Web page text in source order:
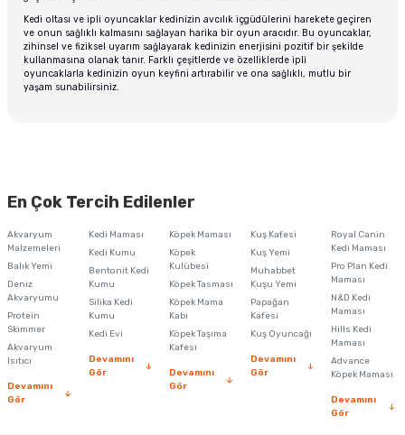
Kedi oltası ve ipli oyuncaklar kedinizin avcılık içgüdülerini harekete geçiren
ve onun sağlıklı kalmasını sağlayan harika bir oyun aracıdır. Bu oyuncaklar,
zihinsel ve fiziksel uyarım sağlayarak kedinizin enerjisini pozitif bir şekilde
kullanmasına olanak tanır. Farklı çeşitlerde ve özelliklerde ipli
oyuncaklarla kedinizin oyun keyfini artırabilir ve ona sağlıklı, mutlu bir
yaşam sunabilirsiniz.
En Çok Tercih Edilenler
Akvaryum
Malzemeleri
Balık Yemi
Deniz
Akvaryumu
Protein
Skimmer
Akvaryum
Isıtıcı
Devamını
Gör
Kedi Maması
Kedi Kumu
Bentonit Kedi
Kumu
Silika Kedi
Kumu
Kedi Evi
Devamını
Gör
Köpek Maması
Köpek
Kulübesi
Köpek Tasması
Köpek Mama
Kabı
Köpek Taşıma
Kafesi
Devamını
Gör
Kuş Kafesi
Kuş Yemi
Muhabbet
Kuşu Yemi
Papağan
Kafesi
Kuş Oyuncağı
Devamını
Gör
Royal Canin
Kedi Maması
Pro Plan Kedi
Maması
N&D Kedi
Maması
Hills Kedi
Maması
Advance
Köpek Maması
Devamını
Gör